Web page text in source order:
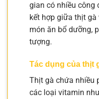
gian có nhiều công
kết hợp giữa thịt
món ăn bổ dưỡng,
tượng.
Tác dụng của thịt
Thịt gà chứa nhiều
các loại vitamin